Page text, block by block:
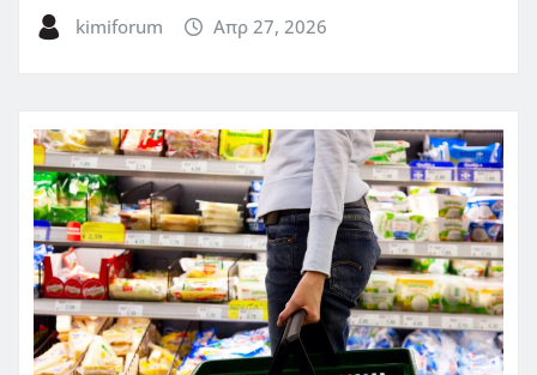
kimiforum Απρ 27, 2026